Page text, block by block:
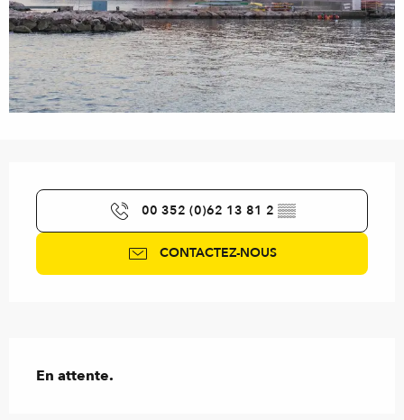
00 352 (0)62 13 81 2 ▒▒
CONTACTEZ-NOUS
En attente.